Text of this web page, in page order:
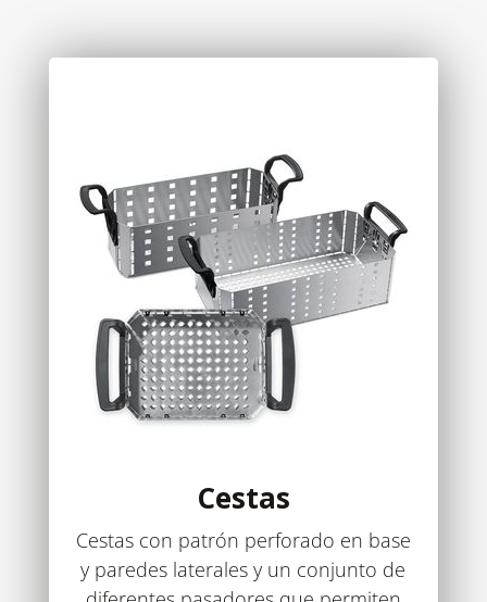
Cestas
Cestas con patrón perforado en base
y paredes laterales y un conjunto de